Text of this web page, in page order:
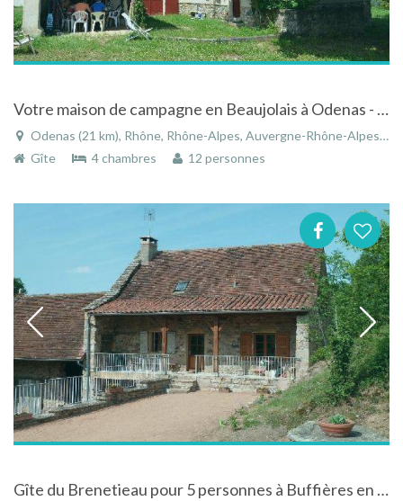
Votre maison de campagne en Beaujolais à Odenas - Rhône - Rhône-Alpes
Odenas (21 km), Rhône, Rhône-Alpes, Auvergne-Rhône-Alpes, France
Gîte
4 chambres 12 personnes
Gîte du Brenetieau pour 5 personnes à Buffières en Bourgogne